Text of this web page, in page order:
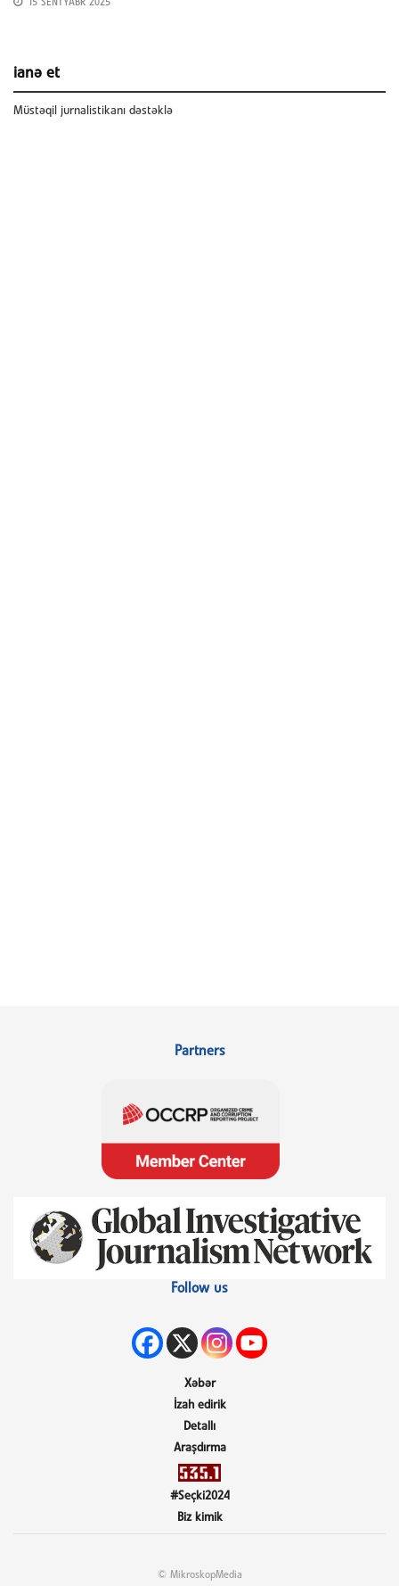
15 SENTYABR 2025
ianə et
Müstəqil jurnalistikanı dəstəklə
Partners
Follow us
Xəbər
İzah edirik
Detallı
Araşdırma
#Seçki2024
Biz kimik
© MikroskopMedia